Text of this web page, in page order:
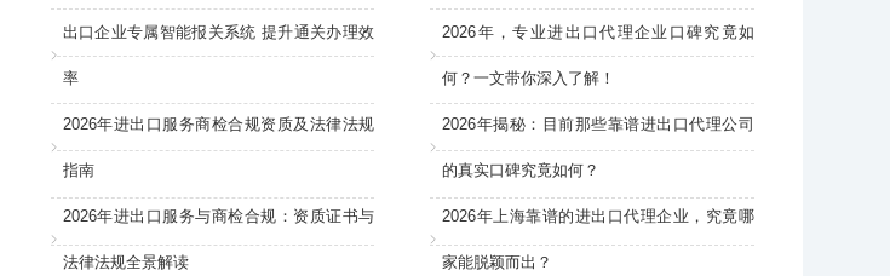
2026年，专业进出口代理企业口碑究竟如
何？一文带你深入了解！
2026年揭秘：目前那些靠谱进出口代理公司
的真实口碑究竟如何？
2026年上海靠谱的进出口代理企业，究竟哪
家能脱颖而出？
出口企业专属智能报关系统 提升通关办理效
率
2026年进出口服务商检合规资质及法律法规
指南
2026年进出口服务与商检合规：资质证书与
法律法规全景解读